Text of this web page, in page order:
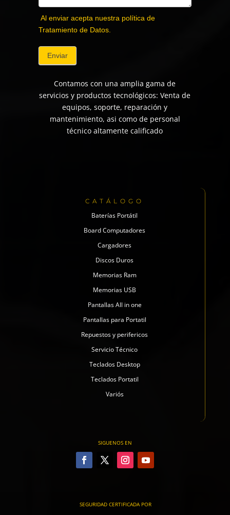
Al enviar acepta nuestra política de
Tratamiento de Datos.
Enviar
Contamos con una amplia gama de
servicios y productos tecnológicos: Venta de
equipos, soporte, reparación y
mantenimiento, asi como de personal
técnico altamente calificado
CATÁLOGO
Baterías Portátil
Board Computadores
Cargadores
Discos Duros
Memorias Ram
Memorias USB
Pantallas All in one
Pantallas para Portatil
Repuestos y perifericos
Servicio Técnico
Teclados Desktop
Teclados Portatil
Variós
SIGUENOS EN
SEGURIDAD CERTIFICADA POR